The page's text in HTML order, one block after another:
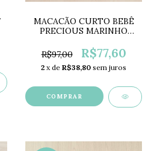
MACACÃO CURTO BEBÊ
PRECIOUS MARINHO
R$97,00
R$77,60
2 x de R$38,80 sem juros
COMPRAR